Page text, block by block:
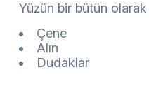
Yüzün bir bütün
Çene
Alın
Dudaklar